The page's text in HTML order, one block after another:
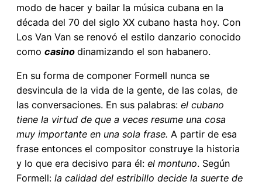
modo de hacer y bailar la música cubana en la
década del 70 del siglo XX cubano hasta hoy. Con
Los Van Van se renovó el estilo danzario conocido
como casino dinamizando el son habanero.
En su forma de componer Formell nunca se
desvincula de la vida de la gente, de las colas, de
las conversaciones. En sus palabras: el cubano
tiene la virtud de que a veces resume una cosa
muy importante en una sola frase. A partir de esa
frase entonces el compositor construye la historia
y lo que era decisivo para él: el montuno. Según
Formell: la calidad del estribillo decide la suerte de